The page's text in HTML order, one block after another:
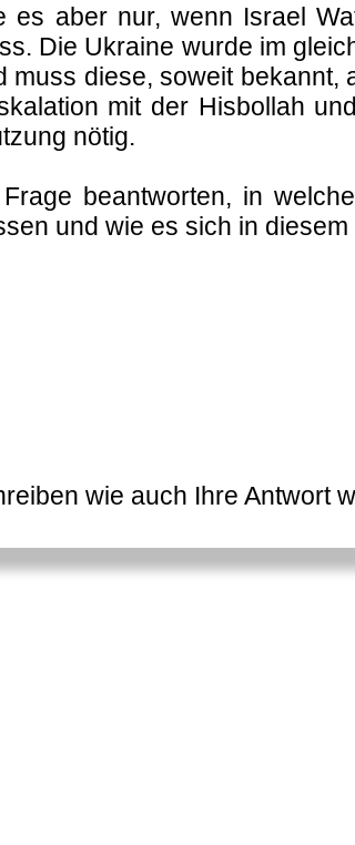
es aber nur, wenn Israel
Die Ukraine wurde im
muss diese, soweit
mit der Hisbollah
nötig.
beantworten, in
und wie es sich in
wie auch Ihre Antwort